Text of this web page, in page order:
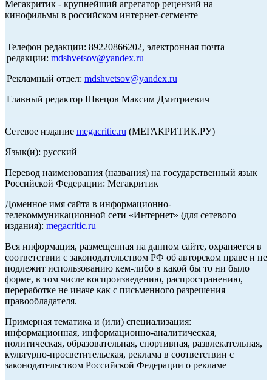
Мегакритик - крупнейший агрегатор рецензий на
кинофильмы в российском интернет-сегменте
Телефон редакции: 89220866202, электронная почта
редакции: mdshvetsov@yandex.ru
Рекламный отдел: mdshvetsov@yandex.ru
Главный редактор Швецов Максим Дмитриевич
Сетевое издание megacritic.ru (МЕГАКРИТИК.РУ)
Язык(и): русский
Перевод наименования (названия) на государственный язык
Российской Федерации: Мегакритик
Доменное имя сайта в информационно-
телекоммуникационной сети «Интернет» (для сетевого
издания): megacritic.ru
Вся информация, размещенная на данном сайте, охраняется в
соответствии с законодательством РФ об авторском праве и не
подлежит использованию кем-либо в какой бы то ни было
форме, в том числе воспроизведению, распространению,
переработке не иначе как с письменного разрешения
правообладателя.
Примерная тематика и (или) специализация:
информационная, информационно-аналитическая,
политическая, образовательная, спортивная, развлекательная,
культурно-просветительская, реклама в соответствии с
законодательством Российской Федерации о рекламе